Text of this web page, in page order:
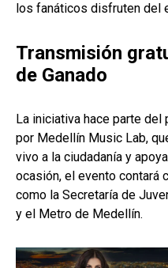
los fanáticos disfruten del
Transmisión
de Ganado
La iniciativa hace parte del
por Medellín Music Lab,
vivo a la ciudadanía y
ocasión, el evento contará
como la Secretaría de
y el Metro de Medellín.